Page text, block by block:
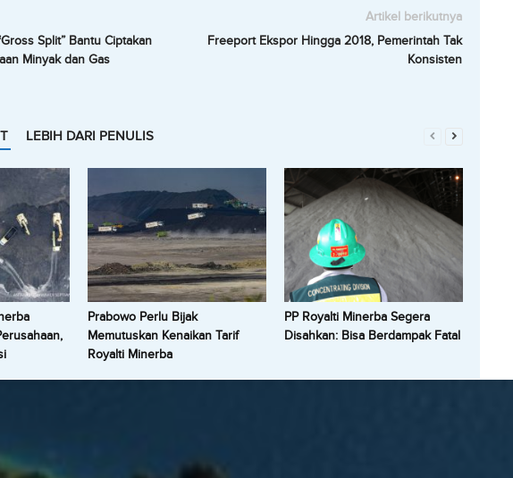
Split” Bantu Ciptakan
Minyak dan Gas
Artikel berikutnya
Freeport Ekspor Hingga 2018, Pemerintah Tak
Konsisten
LEBIH DARI PENULIS
Prabowo Perlu Bijak
Memutuskan Kenaikan Tarif
Royalti Minerba
PP Royalti Minerba Segera
Disahkan: Bisa Berdampak Fatal